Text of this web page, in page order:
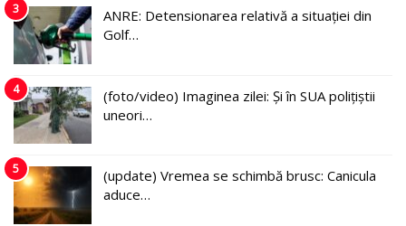
3
ANRE: Detensionarea relativă a situației din
Golf…
4
(foto/video) Imaginea zilei: Și în SUA polițiștii
uneori…
5
(update) Vremea se schimbă brusc: Canicula
aduce…